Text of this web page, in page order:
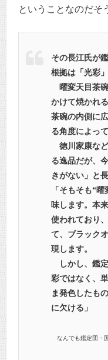
ということなのだそ
その長江氏が
根拠は「光彩」
曜変天目茶
かけて焼かれ
茶碗の内側に
る角度によっ
徳川家康な
る逸品だが、
きがない」と
「そもそも“
味します。本
使われており
て、ブラック
現します。
しかし、鑑
彩ではなく、
ま発色したも
に欠ける」
なんでも鑑定団・